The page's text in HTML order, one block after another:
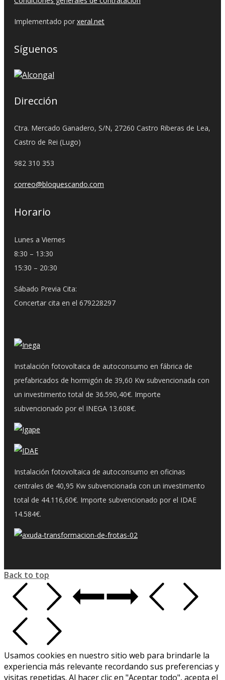
Implementado por xeral.net
Síguenos
Dirección
Ctra. Mercado Ganadero, S/N, 27260 Castro Riberas de Lea,
Castro de Rei (Lugo)
982 310 353
correo@bloquescando.com
Horario
Lunes a Viernes
8:30 – 13:30
15:30 – 20:30
Sábado Previa Cita:
Concertar cita en el 679228297
Instalación fotovoltaica de autoconsumo en fábrica de
prefabricados de hormigón de 39,60 Kw subvencionada con
un investimento total de 36.590,40€. Importe
subvencionado por el INEGA 13.608€.
Instalación fotovoltaica de autoconsumo en oficinas
centrales de 40,95 Kw subvencionada con un investimento
total de 44.116,60€. Importe subvencionado por el IDAE
14.584€.
Back to top
Usamos cookies en nuestro sitio web para brindarle la
experiencia más relevante recordando sus preferencias y
visitas repetidas. Al hacer clic en "Aceptar todo", acepta el